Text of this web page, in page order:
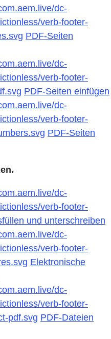
dc-
verb-footer-
PDF-Seiten
dc-
verb-footer-
PDF-Seiten einfügen
dc-
verb-footer-
PDF-Seiten
dc-
verb-footer-
und unterschreiben
dc-
verb-footer-
Elektronische
dc-
verb-footer-
pdf.svg PDF-Dateien